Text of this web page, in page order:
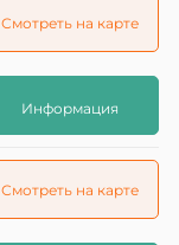
Смотреть на карте
Информация
Смотреть на карте